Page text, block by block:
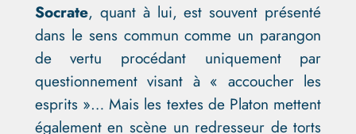
Socrate, quant à lui, est souvent présenté
dans le sens commun comme un parangon
de vertu procédant uniquement par
questionnement visant à « accoucher les
esprits »… Mais les textes de Platon mettent
également en scène un redresseur de torts